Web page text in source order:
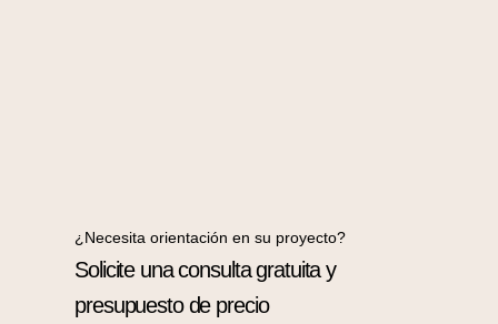
¿Necesita orientación en su proyecto?
Solicite una consulta gratuita y
presupuesto de precio